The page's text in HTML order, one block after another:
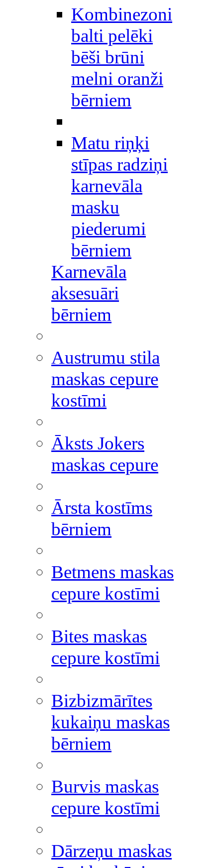
Kombinezoni
balti pelēki
bēši brūni
melni oranži
bērniem
Matu riņķi
stīpas radziņi
karnevāla
masku
piederumi
bērniem
Karnevāla
aksesuāri
bērniem
Austrumu stila
maskas cepure
kostīmi
Āksts Jokers
maskas cepure
Ārsta kostīms
bērniem
Betmens maskas
cepure kostīmi
Bites maskas
cepure kostīmi
Bizbizmārītes
kukaiņu maskas
bērniem
Burvis maskas
cepure kostīmi
Dārzeņu maskas